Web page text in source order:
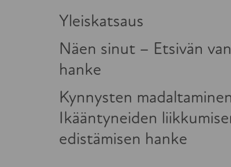
Yleiskatsaus
Näen sinut – Etsivän
hanke
Kynnysten
Ikääntyneiden
edistämisen hanke
Ajankohtaista
Valontuoja
Salmiselle